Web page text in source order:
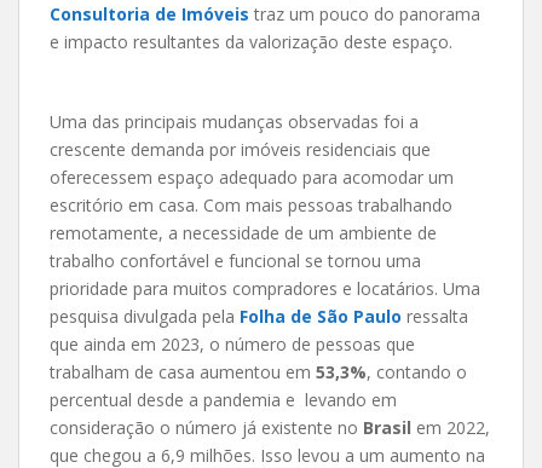
Consultoria de Imóveis traz um pouco do panorama
e impacto resultantes da valorização deste espaço.
Uma das principais mudanças observadas foi a
crescente demanda por imóveis residenciais que
oferecessem espaço adequado para acomodar um
escritório em casa. Com mais pessoas trabalhando
remotamente, a necessidade de um ambiente de
trabalho confortável e funcional se tornou uma
prioridade para muitos compradores e locatários. Uma
pesquisa divulgada pela Folha de São Paulo ressalta
que ainda em 2023, o número de pessoas que
trabalham de casa aumentou em 53,3%, contando o
percentual desde a pandemia e levando em
consideração o número já existente no Brasil em 2022,
que chegou a 6,9 milhões. Isso levou a um aumento na